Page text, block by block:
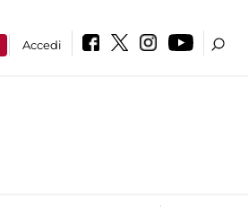
Accedi